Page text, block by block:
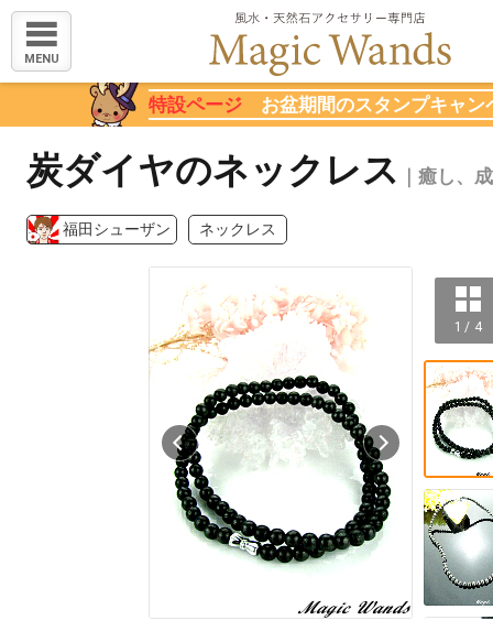
MENU
特設ページ お盆期間のスタンプキャン
炭ダイヤのネックレス ｜癒し、
福田シューザン ネックレス
1 / 4